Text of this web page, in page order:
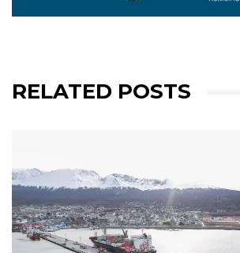
RELATED POSTS